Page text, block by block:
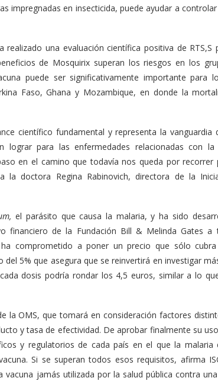
impregnadas en insecticida, puede ayudar a
una evaluación científica positiva de RTS,S
de Mosquirix superan los riesgos en los
puede ser significativamente importante para
Faso, Ghana y Mozambique, en donde la
científico fundamental y representa la vanguardia
lograr para las enfermedades relacionadas con la
en el camino que todavía nos queda por recorrer
la doctora Regina Rabinovich, directora de la
el parásito que causa la malaria, y ha sido
financiero de la Fundación Bill & Melinda Gates a
comprometido a poner un precio que sólo
5% que asegura que se reinvertirá en investigar
dosis podría rondar los 4,5 euros, similar a lo
la OMS, que tomará en consideración factores
y tasa de efectividad. De aprobar finalmente su
y regulatorios de cada país en el que la malaria
Si se superan todos esos requisitos, afirma
vacuna jamás utilizada por la salud pública contra